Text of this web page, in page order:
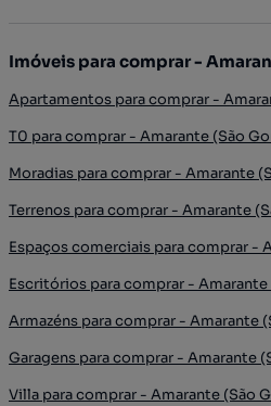
Imóveis para comprar -
Apartamentos para comprar -
T0 para comprar - Amarante (São
Moradias para comprar - Amarante
Terrenos para comprar - Amarante
Espaços comerciais para comprar -
Escritórios para comprar - Amarante
Armazéns para comprar - Amarante
Garagens para comprar - Amarante
Villa para comprar - Amarante (São